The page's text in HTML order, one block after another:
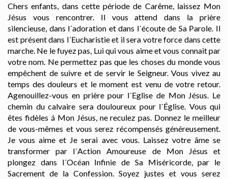
Chers enfants, dans cette période de Carême, laissez Mon
Jésus vous rencontrer. Il vous attend dans la prière
silencieuse, dans l´adoration et dans l´écoute de Sa Parole. Il
est présent dans l´Eucharistie et il sera votre force dans cette
marche. Ne le fuyez pas, Lui qui vous aime et vous connait par
votre nom. Ne permettez pas que les choses du monde vous
empêchent de suivre et de servir le Seigneur. Vous vivez au
temps des douleurs et le moment est venu de votre retour.
Agenouillez-vous en prière pour l´Eglise de Mon Jésus. Le
chemin du calvaire sera douloureux pour l´Église. Vous qui
êtes fidèles á Mon Jésus, ne reculez pas. Donnez le meilleur
de vous-mêmes et vous serez récompensés généreusement.
Je vous aime et Je serai avec vous. Laissez votre âme se
transformer par l´Action Amoureuse de Mon Jésus et
plongez dans l´Océan Infinie de Sa Miséricorde, par le
Sacrement de la Confession. Soyez justes et vous serez